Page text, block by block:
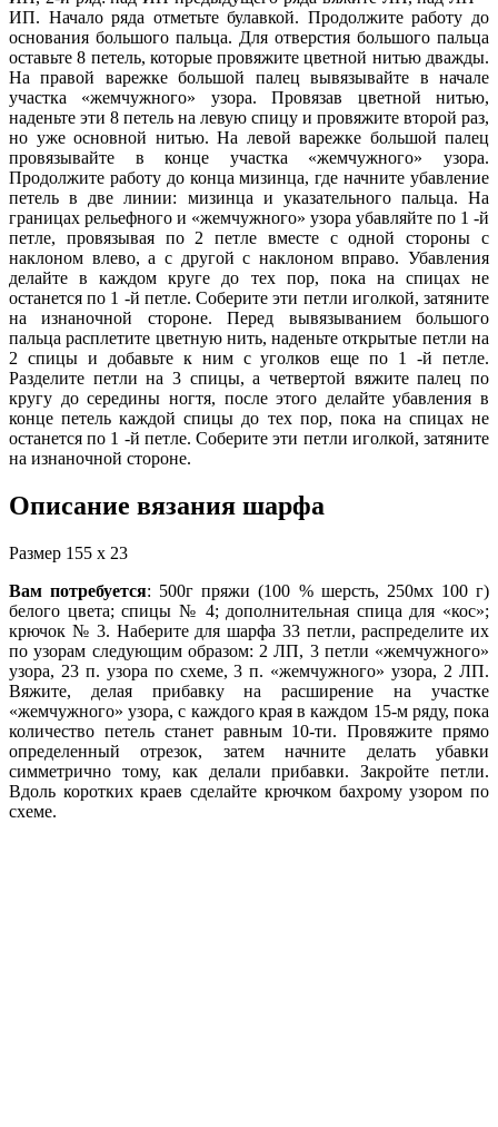
ИП. Начало ряда отметьте булавкой. Продолжите работу до
основания большого пальца. Для отверстия большого пальца
оставьте 8 петель, которые провяжите цветной нитью дважды.
На правой варежке большой палец вывязывайте в начале
участка «жемчужного» узора. Провязав цветной нитью,
наденьте эти 8 петель на левую спицу и провяжите второй раз,
но уже основной нитью. На левой варежке большой палец
провязывайте в конце участка «жемчужного» узора.
Продолжите работу до конца мизинца, где начните убавление
петель в две линии: мизинца и указательного пальца. На
границах рельефного и «жемчужного» узора убавляйте по 1 -й
петле, провязывая по 2 петле вместе с одной стороны с
наклоном влево, а с другой с наклоном вправо. Убавления
делайте в каждом круге до тех пор, пока на спицах не
останется по 1 -й петле. Соберите эти петли иголкой, затяните
на изнаночной стороне. Перед вывязыванием большого
пальца расплетите цветную нить, наденьте открытые петли на
2 спицы и добавьте к ним с уголков еще по 1 -й петле.
Разделите петли на 3 спицы, а четвертой вяжите палец по
кругу до середины ногтя, после этого делайте убавления в
конце петель каждой спицы до тех пор, пока на спицах не
останется по 1 -й петле. Соберите эти петли иголкой, затяните
на изнаночной стороне.
Описание вязания шарфа
Размер 155 х 23
Вам потребуется: 500г пряжи (100 % шерсть, 250мх 100 г)
белого цвета; спицы № 4; дополнительная спица для «кос»;
крючок № 3. Наберите для шарфа 33 петли, распределите их
по узорам следующим образом: 2 ЛП, 3 петли «жемчужного»
узора, 23 п. узора по схеме, 3 п. «жемчужного» узора, 2 ЛП.
Вяжите, делая прибавку на расширение на участке
«жемчужного» узора, с каждого края в каждом 15-м ряду, пока
количество петель станет равным 10-ти. Провяжите прямо
определенный отрезок, затем начните делать убавки
симметрично тому, как делали прибавки. Закройте петли.
Вдоль коротких краев сделайте крючком бахрому узором по
схеме.